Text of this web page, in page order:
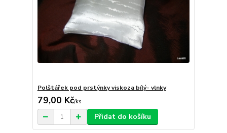
Polštářek pod prstýnky viskoza bílý- vlnky
79,00 Kč/ks
Přidat do košíku